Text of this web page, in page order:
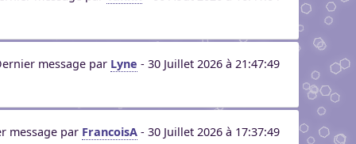
message par Lyne - 30 Juillet 2026 à 21:47:49
message par FrancoisA - 30 Juillet 2026 à 17:37:49